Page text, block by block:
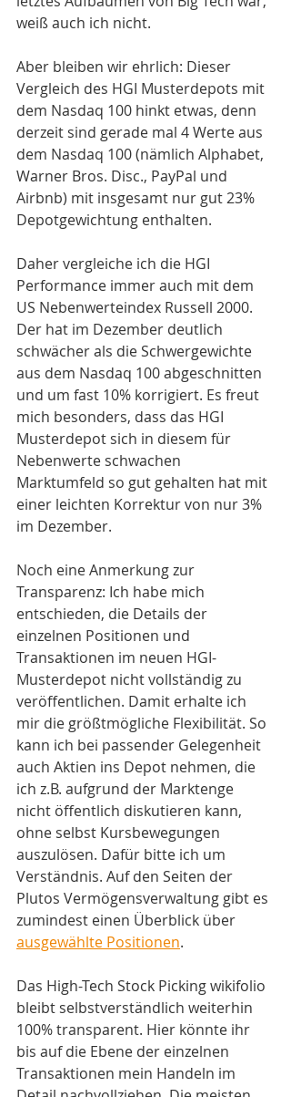
weiß auch ich nicht.
Aber bleiben wir ehrlich: Dieser
Vergleich des HGI Musterdepots mit
dem Nasdaq 100 hinkt etwas, denn
derzeit sind gerade mal 4 Werte aus
dem Nasdaq 100 (nämlich Alphabet,
Warner Bros. Disc., PayPal und
Airbnb) mit insgesamt nur gut 23%
Depotgewichtung enthalten.
Daher vergleiche ich die HGI
Performance immer auch mit dem
US Nebenwerteindex Russell 2000.
Der hat im Dezember deutlich
schwächer als die Schwergewichte
aus dem Nasdaq 100 abgeschnitten
und um fast 10% korrigiert. Es freut
mich besonders, dass das HGI
Musterdepot sich in diesem für
Nebenwerte schwachen
Marktumfeld so gut gehalten hat mit
einer leichten Korrektur von nur 3%
im Dezember.
Noch eine Anmerkung zur
Transparenz: Ich habe mich
entschieden, die Details der
einzelnen Positionen und
Transaktionen im neuen HGI-
Musterdepot nicht vollständig zu
veröffentlichen. Damit erhalte ich
mir die größtmögliche Flexibilität. So
kann ich bei passender Gelegenheit
auch Aktien ins Depot nehmen, die
ich z.B. aufgrund der Marktenge
nicht öffentlich diskutieren kann,
ohne selbst Kursbewegungen
auszulösen. Dafür bitte ich um
Verständnis. Auf den Seiten der
Plutos Vermögensverwaltung gibt es
zumindest einen Überblick über
ausgewählte Positionen.
Das High-Tech Stock Picking wikifolio
bleibt selbstverständlich weiterhin
100% transparent. Hier könnte ihr
bis auf die Ebene der einzelnen
Transaktionen mein Handeln im